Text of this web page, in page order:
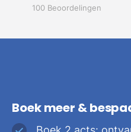
100 Beoordelingen
Boek meer &